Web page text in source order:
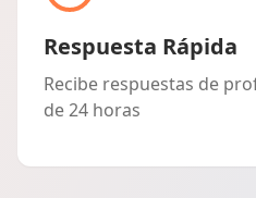
Respuesta Rápida
Recibe respuestas de
de 24 horas